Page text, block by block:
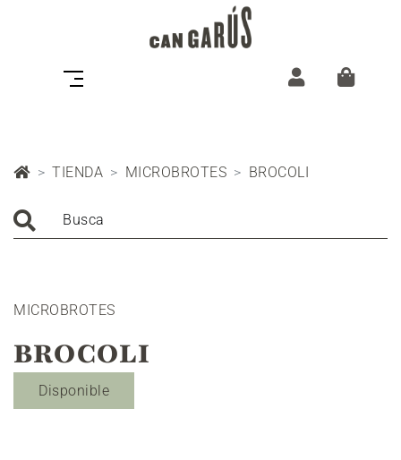
TIENDA MICROBROTES BROCOLI
Busca
MICROBROTES
BROCOLI
Disponible